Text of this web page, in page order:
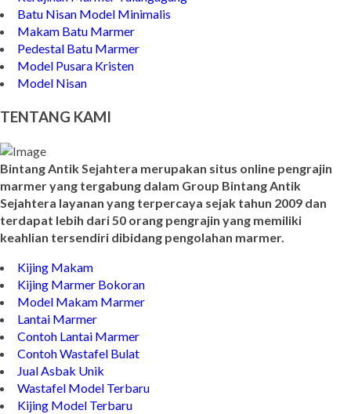
Batu Nisan Model Minimalis
Makam Batu Marmer
Pedestal Batu Marmer
Model Pusara Kristen
Model Nisan
TENTANG KAMI
Bintang Antik Sejahtera merupakan situs online pengrajin
marmer yang tergabung dalam Group Bintang Antik
Sejahtera layanan yang terpercaya sejak tahun 2009 dan
terdapat lebih dari 50 orang pengrajin yang memiliki
keahlian tersendiri dibidang pengolahan marmer.
Kijing Makam
Kijing Marmer Bokoran
Model Makam Marmer
Lantai Marmer
Contoh Lantai Marmer
Contoh Wastafel Bulat
Jual Asbak Unik
Wastafel Model Terbaru
Kijing Model Terbaru